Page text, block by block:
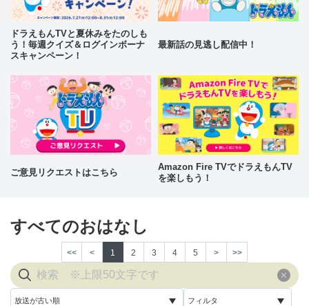
ドラえもんTVと夏休みをたのしも
う！毎週クイズ＆ログインボーナ
スキャンペーン！
最新話の見逃し配信中！
ご意見リクエストはこちら
Amazon Fire TVでドラえもんTV
を楽しもう！
すべてのおはなし
<< < 1 2 3 4 5 > >>
放送が古い順 フィルタ